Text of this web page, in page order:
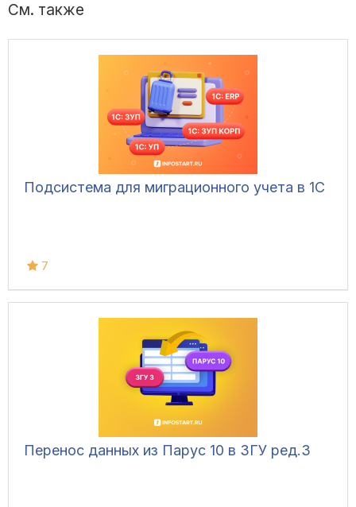
См. также
Подсистема для миграционного учета в 1С
7
Перенос данных из Парус 10 в ЗГУ ред.3